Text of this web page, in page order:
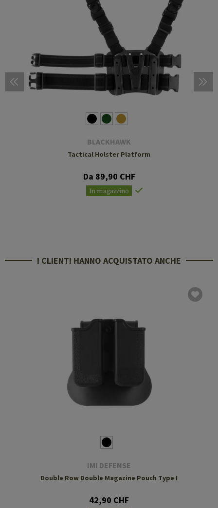
BLACKHAWK
Tactical Holster Platform
Da 89,90 CHF
In magazzino
I CLIENTI HANNO ACQUISTATO ANCHE
IMI DEFENSE
Double Row Double Magazine Pouch Type I
42,90 CHF